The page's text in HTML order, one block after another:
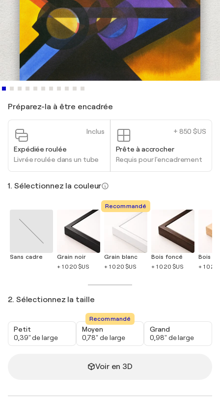
Préparez-la à être encadrée
Inclus
Expédiée roulée
Livrée roulée dans un tube
+ 850 $US
Prête à accrocher
Requis pour l'encadrement
1. Sélectionnez la couleur
Sans cadre
Grain noir
+ 1 020 $US
Recommandé
Grain blanc
+ 1 020 $US
Bois foncé
+ 1 020 $US
Bois
+ 1 020
2. Sélectionnez la taille
Petit
0,39" de large
Recommandé
Moyen
0,78" de large
Grand
0,98" de large
Voir en 3D